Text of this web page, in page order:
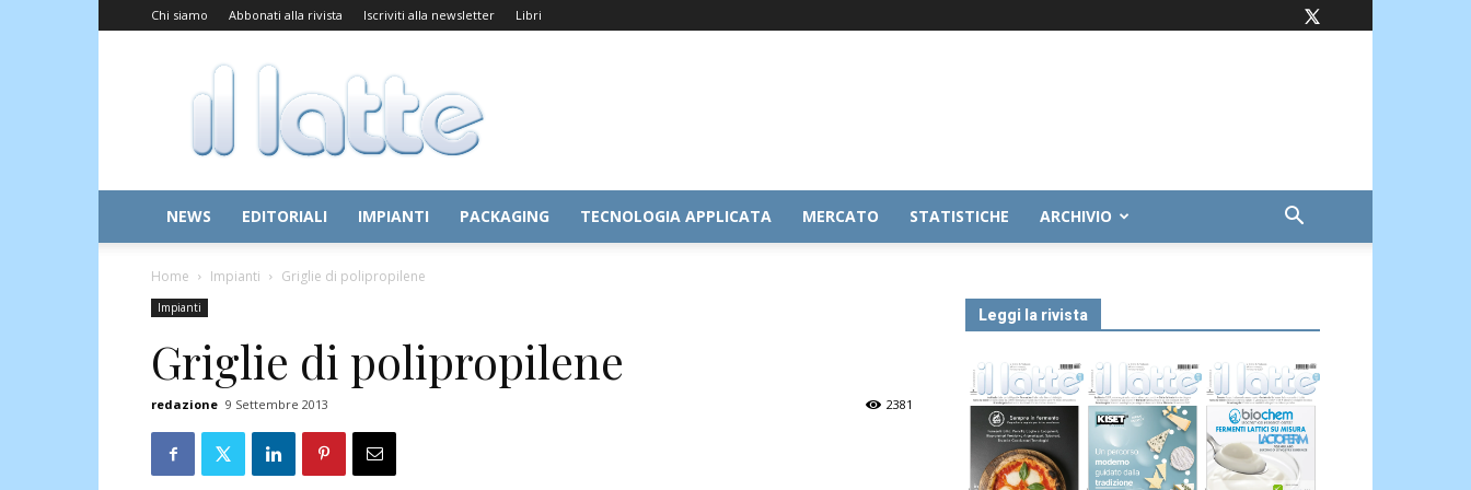
Chi siamo Abbonati alla rivista Iscriviti alla newsletter Libri
Il
Latte
NEWS EDITORIALI IMPIANTI PACKAGING TECNOLOGIA APPLICATA MERCATO STATISTICHE ARCHIVIO
Home Impianti Griglie di polipropilene
Impianti
Griglie di polipropilene
redazione 9 Settembre 2013 2381
Leggi la rivista